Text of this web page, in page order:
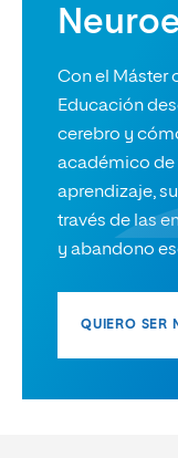
Con el Máster
Educación
cerebro y
académico de
aprendizaje,
través de las
y abandono
QUIERO SER